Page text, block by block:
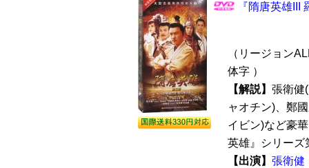
『隋唐英雄
（リージョン
体字 ）
【解説】 張衛健
ャオチン)、鄭
イビン)など豪
英雄』シリーズ
【出演】 張衛健